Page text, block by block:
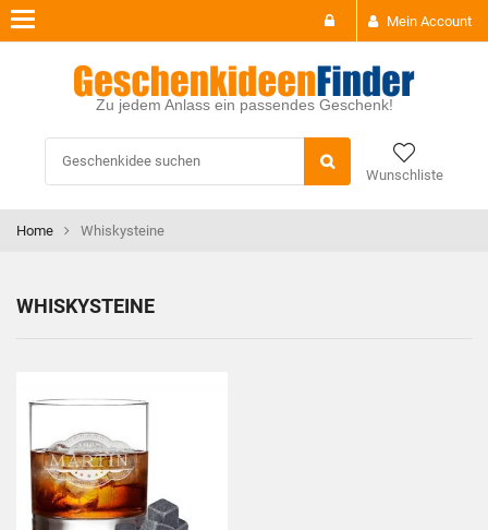
Mein Account
Zu jedem Anlass ein passendes Geschenk!
Wunschliste
Toggle
navigation
Home Whiskysteine
WHISKYSTEINE